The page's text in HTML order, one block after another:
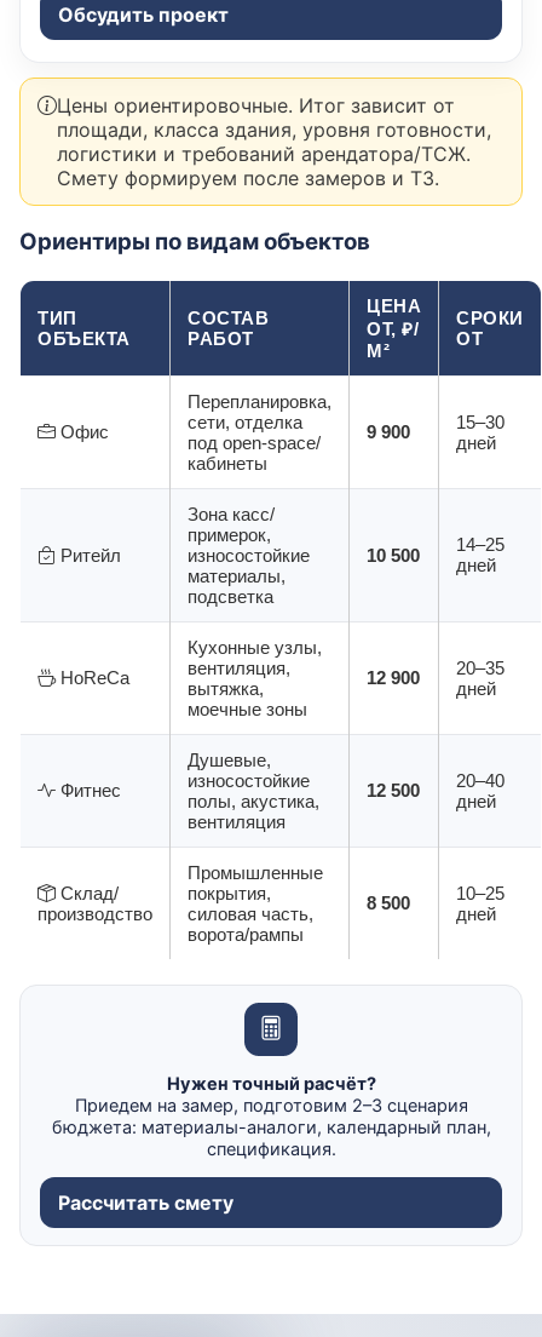
Обсудить проект
Цены ориентировочные. Итог зависит от
площади, класса здания, уровня готовности,
логистики и требований арендатора/ТСЖ.
Смету формируем после замеров и ТЗ.
Ориентиры по видам объектов
ТИП
ОБЪЕКТА
СОСТАВ
РАБОТ
ЦЕНА
ОТ, ₽/
М²
СРОКИ
ОТ
Офис
Перепланировка,
сети, отделка
под open-space/
кабинеты
9 900
15–30
дней
Ритейл
Зона касс/
примерок,
износостойкие
материалы,
подсветка
10 500
14–25
дней
HoReCa
Кухонные узлы,
вентиляция,
вытяжка,
моечные зоны
12 900
20–35
дней
Фитнес
Душевые,
износостойкие
полы, акустика,
вентиляция
12 500
20–40
дней
Склад/
производство
Промышленные
покрытия,
силовая часть,
ворота/рампы
8 500
10–25
дней
Нужен точный расчёт?
Приедем на замер, подготовим 2–3 сценария
бюджета: материалы-аналоги, календарный план,
спецификация.
Рассчитать смету